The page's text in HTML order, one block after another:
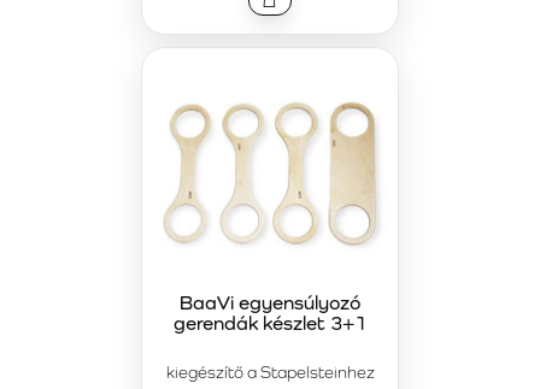
kiegészítő a Stapelsteinhez
BaaVi egyensúlyozó
gerendák készlet 3+1